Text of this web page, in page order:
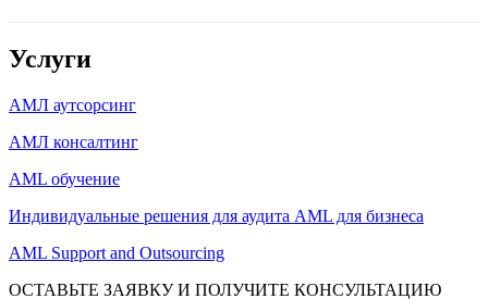
Услуги
АМЛ аутсорсинг
АМЛ консалтинг
AML обучение
Индивидуальные решения для аудита AML для бизнеса
AML Support and Outsourcing
ОСТАВЬТЕ ЗАЯВКУ И ПОЛУЧИТЕ КОНСУЛЬТАЦИЮ